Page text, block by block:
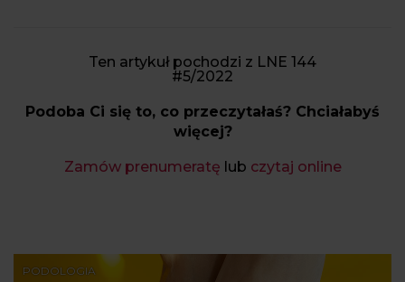
Ten artykuł pochodzi z LNE 144
#5/2022
Podoba Ci się to, co przeczytałaś? Chciałabyś
więcej?
Zamów prenumeratę lub czytaj online
PODOLOGIA